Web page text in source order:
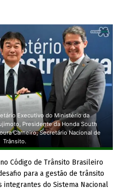
Executivo do Ministério da
Presidente da Honda South
Carneiro, Secretário Nacional de
Trânsito.
Código de Trânsito Brasileiro
para a gestão de trânsito
integrantes do Sistema Nacional